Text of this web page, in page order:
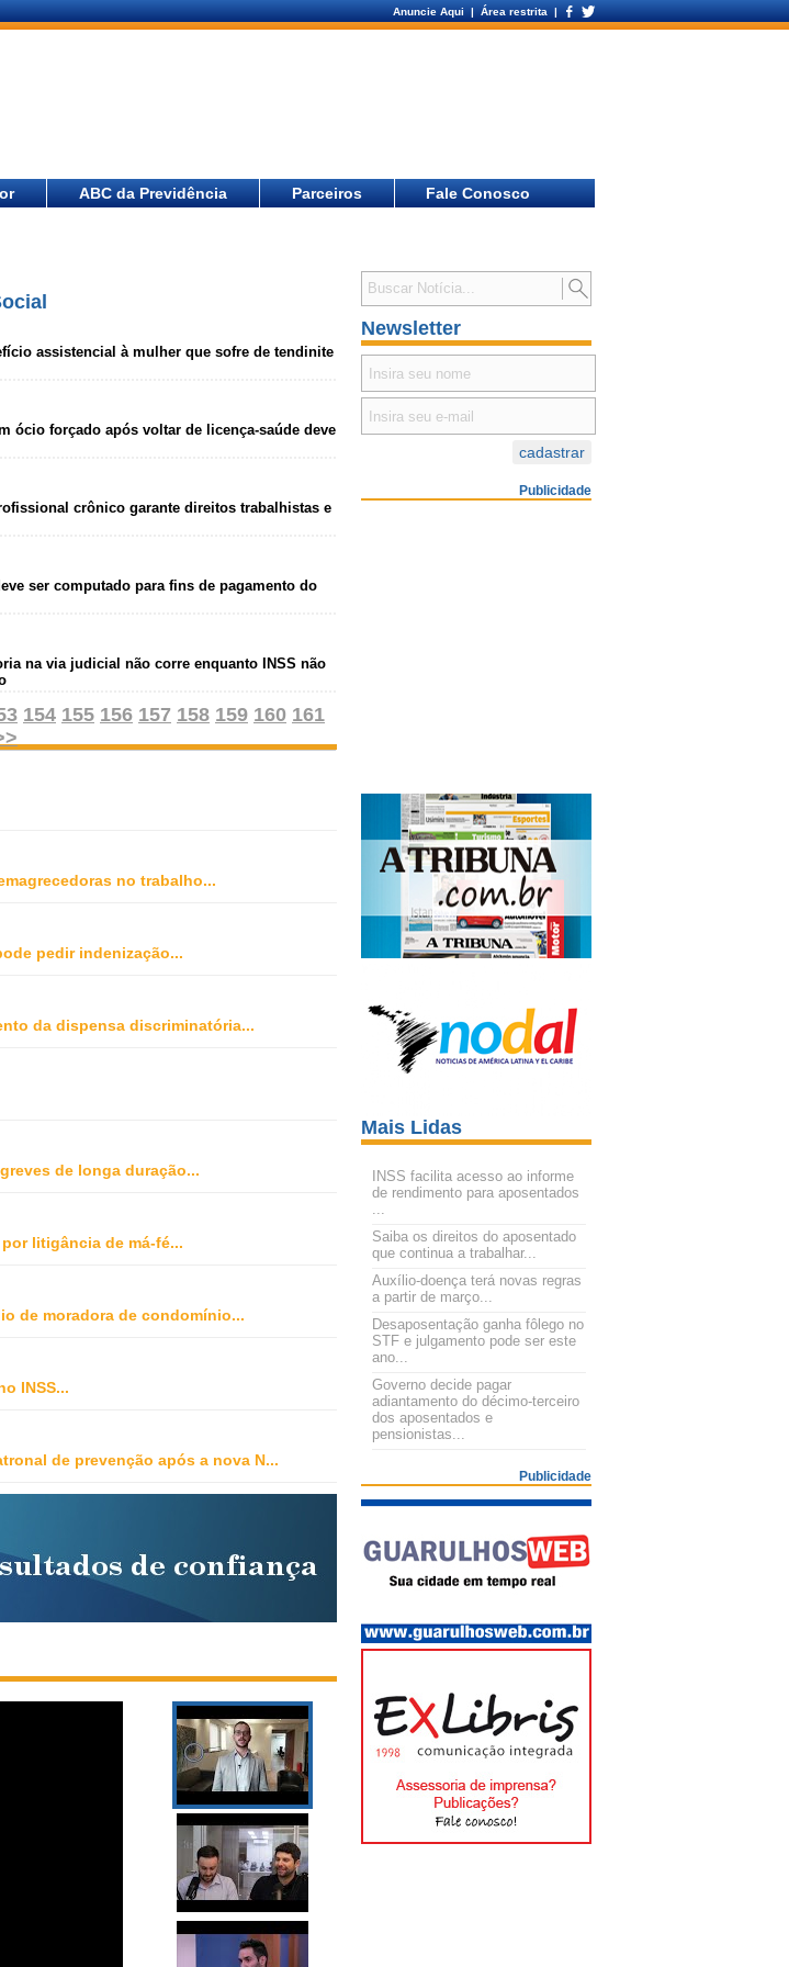
Anuncie Aqui | Área restrita |
ABC da Previdência Parceiros Fale Conosco
assistencial à mulher que sofre de tendinite
ócio forçado após voltar de licença-saúde deve
crônico garante direitos trabalhistas e
ser computado para fins de pagamento do
na via judicial não corre enquanto INSS não
154 155 156 157 158 159 160 161
no trabalho...
pedir indenização...
da dispensa discriminatória...
de longa duração...
litigância de má-fé...
de moradora de condomínio...
INSS...
de prevenção após a nova N...
Newsletter
Publicidade
Mais Lidas
INSS facilita acesso ao informe
de rendimento para aposentados
...
Saiba os direitos do aposentado
que continua a trabalhar...
Auxílio-doença terá novas regras
a partir de março...
Desaposentação ganha fôlego no
STF e julgamento pode ser este
ano...
Governo decide pagar
adiantamento do décimo-terceiro
dos aposentados e
pensionistas...
Publicidade